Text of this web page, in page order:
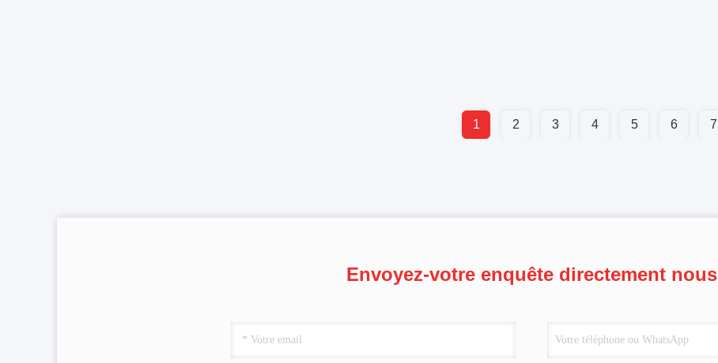
1 2 3 4 5 6 7
Envoyez-votre enquête directement nous